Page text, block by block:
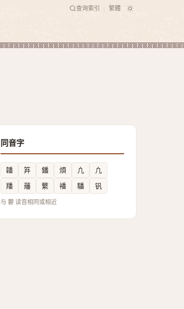
查询索引 繁體
同音字
䪛 笲 鐇 煩 凣
凢
羳
䕰 蘩 襎 䮳 钒
与 礬 读音相同或相近